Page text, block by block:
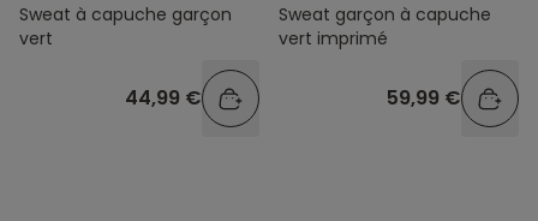
Sweat à capuche garçon
vert
44,99 €
Sweat garçon à capuche
vert imprimé
59,99 €